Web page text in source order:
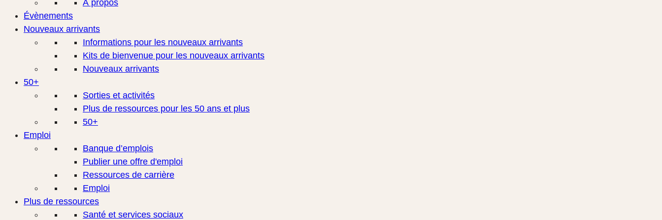
À propos
Évènements
Nouveaux arrivants
Informations pour les nouveaux arrivants
Kits de bienvenue pour les nouveaux arrivants
Nouveaux arrivants
50+
Sorties et activités
Plus de ressources pour les 50 ans et plus
50+
Emploi
Banque d’emplois
Publier une offre d'emploi
Ressources de carrière
Emploi
Plus de ressources
Santé et services sociaux